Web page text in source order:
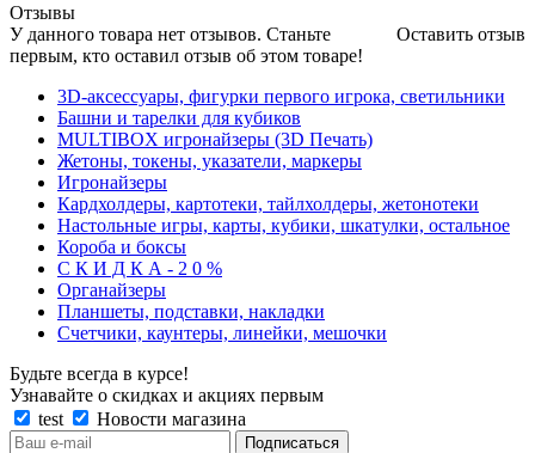
Отзывы
Оставить отзыв
У данного товара нет отзывов. Станьте
первым, кто оставил отзыв об этом товаре!
3D-аксессуары, фигурки первого игрока, светильники
Башни и тарелки для кубиков
MULTIBOX игронайзеры (3D Печать)
Жетоны, токены, указатели, маркеры
Игронайзеры
Кардхолдеры, картотеки, тайлхолдеры, жетонотеки
Настольные игры, карты, кубики, шкатулки, остальное
Короба и боксы
С К И Д К А - 2 0 %
Органайзеры
Планшеты, подставки, накладки
Счетчики, каунтеры, линейки, мешочки
Будьте всегда в курсе!
Узнавайте о скидках и акциях первым
test
Новости магазина